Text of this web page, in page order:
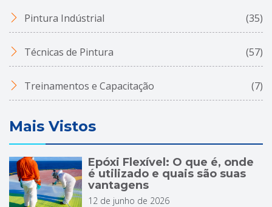
Pintura Indústrial (35)
Técnicas de Pintura (57)
Treinamentos e Capacitação (7)
Mais Vistos
Epóxi Flexível: O que é, onde
é utilizado e quais são suas
vantagens
12 de junho de 2026